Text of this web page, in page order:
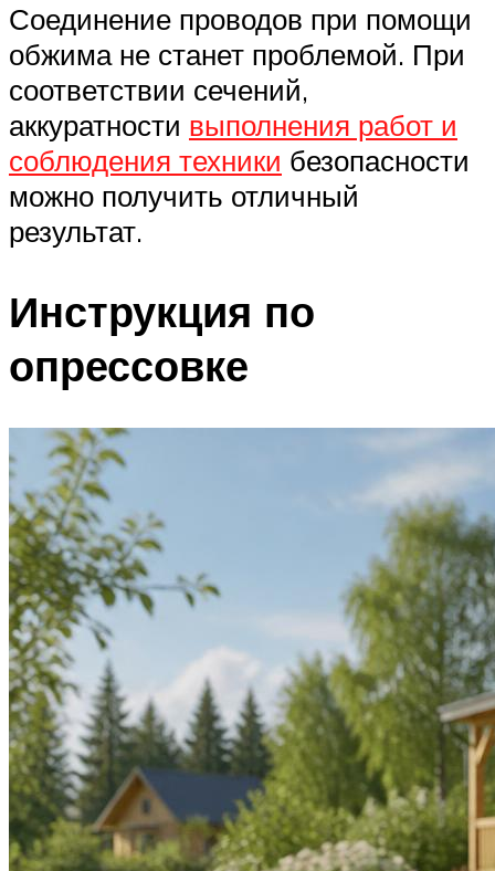
Соединение проводов при помощи
обжима не станет проблемой. При
соответствии сечений,
аккуратности выполнения работ и
соблюдения техники безопасности
можно получить отличный
результат.
Инструкция по
опрессовке